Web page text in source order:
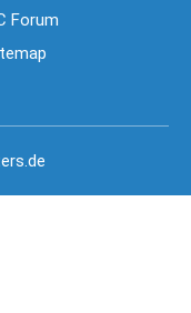
Forum